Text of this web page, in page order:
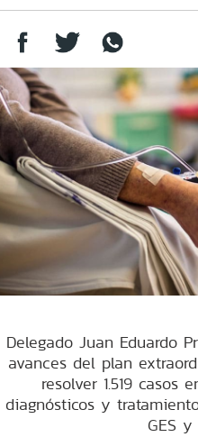
Delegado Juan Eduardo
avances del plan
resolver 1.519 casos
diagnósticos y
GES y